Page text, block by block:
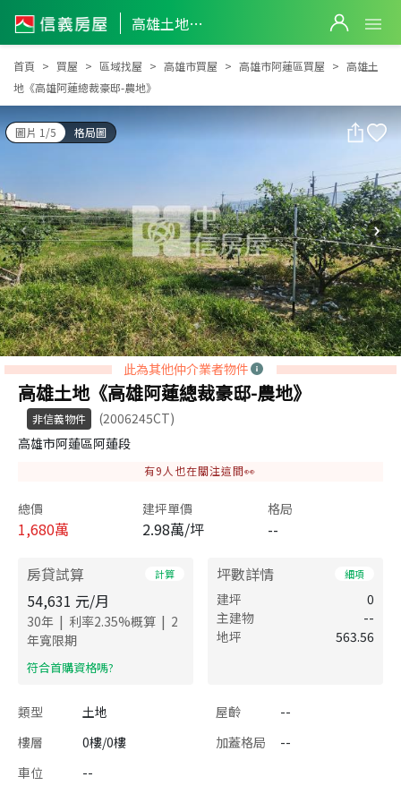
高雄土地《高雄阿蓮總裁豪邸-農地》
高雄土地《高雄阿蓮總裁豪邸-農地》
首頁 買屋 區域找屋 高雄市買屋 高雄市阿蓮區買屋
高雄土
地《高雄阿蓮總裁豪邸-農地》
圖片 1/5 格局圖
此為其他仲介業者物件
高雄土地《高雄阿蓮總裁豪邸-農地》
非信義物件
(2006245CT)
高雄市阿蓮區阿蓮段
有9 人也在關注這間👀
總價
1,680萬
建坪單價
2.98萬/坪
格局
--
房貸試算 計算
54,631 元/月
30年 | 利率2.35%概算 | 2
年寬限期
​符合首購資格嗎?
坪數詳情 細項
建坪
0
主建物
--
地坪
563.56
類型 土地 屋齡
--
樓層
0樓/0樓 加蓋格局
--
車位
--